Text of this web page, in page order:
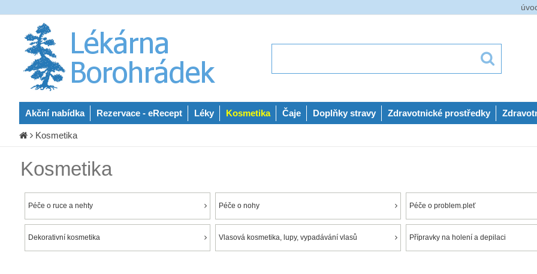
Akční nabídka Rezervace - eRecept Léky Kosmetika Čaje Doplňky stravy Zdravotnické prostředky
Kosmetika
Kosmetika
Péče o ruce a nehty Péče o nohy Péče o problem.pleť
Dekorativní kosmetika Vlasová kosmetika, lupy, vypadávání vlasů Přípravky na holení a depilaci